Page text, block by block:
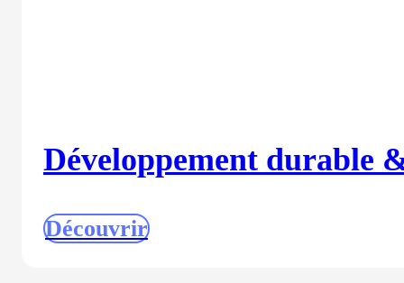
Développement durable
Découvrir